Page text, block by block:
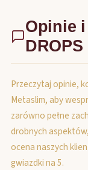
Opinie
DROPS
Przeczytaj opinie,
Metaslim, aby
zarówno pełne
drobnych
ocena naszych
gwiazdki na 5.